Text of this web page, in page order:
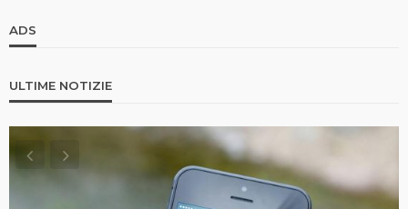
ADS
ULTIME NOTIZIE